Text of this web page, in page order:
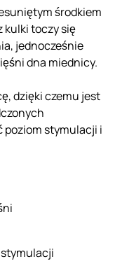
środkiem
kulki toczy się
jednocześnie
dna miednicy.
dzięki czemu jest
poziom stymulacji i